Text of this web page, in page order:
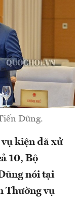
Dũng.
kiện đã xử
10, Bộ
nói tại
Thường vụ